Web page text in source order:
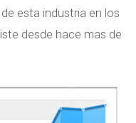
esta industria en los
desde hace mas de